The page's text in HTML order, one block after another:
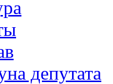
депутата